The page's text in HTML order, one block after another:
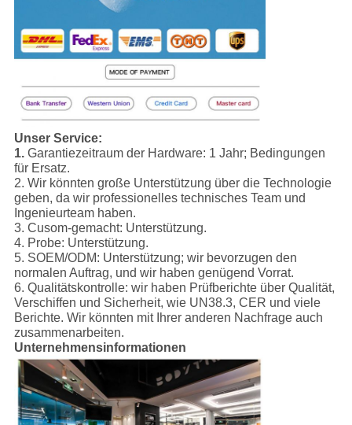
Unser Service:
1. Garantiezeitraum der Hardware: 1 Jahr; Bedingungen
für Ersatz.
2. Wir könnten große Unterstützung über die Technologie
geben, da wir professionelles technisches Team und
Ingenieurteam haben.
3. Cusom-gemacht: Unterstützung.
4. Probe: Unterstützung.
5. SOEM/ODM: Unterstützung; wir bevorzugen den
normalen Auftrag, und wir haben genügend Vorrat.
6. Qualitätskontrolle: wir haben Prüfberichte über Qualität,
Verschiffen und Sicherheit, wie UN38.3, CER und viele
Berichte. Wir könnten mit Ihrer anderen Nachfrage auch
zusammenarbeiten.
Unternehmensinformationen